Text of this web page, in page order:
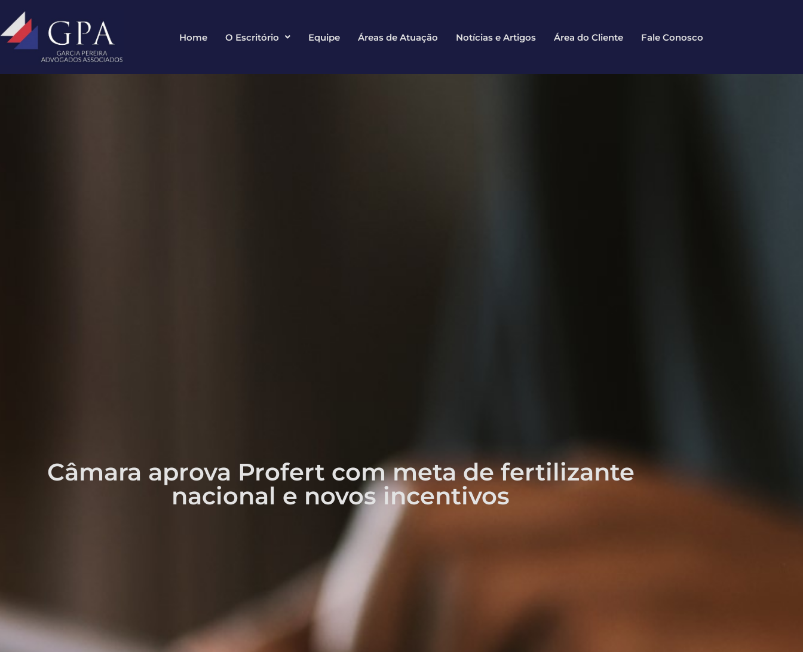
Home O Escritório Equipe Áreas de Atuação Notícias e Artigos Área do Cliente Fale Conosco
Câmara aprova Profert com meta de fertilizante
nacional e novos incentivos